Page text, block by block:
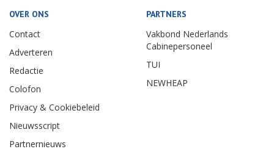
OVER ONS
Contact
Adverteren
Redactie
Colofon
Privacy & Cookiebeleid
Nieuwsscript
Partnernieuws
PARTNERS
Vakbond Nederlands
Cabinepersoneel
TUI
NEWHEAP